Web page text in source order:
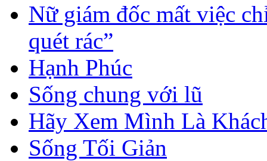
Nữ giám đốc mất việc
quét rác”
Hạnh Phúc
Sống chung với lũ
Hãy Xem Mình Là
Sống Tối Giản